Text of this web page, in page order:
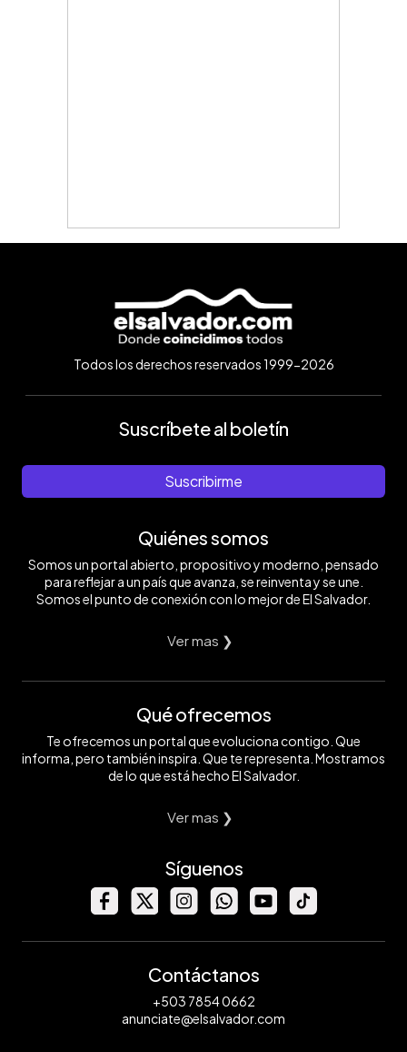
Todos los derechos reservados 1999-2026
Suscríbete al boletín
Suscribirme
Quiénes somos
Somos un portal abierto, propositivo y moderno, pensado
para reflejar a un país que avanza, se reinventa y se une.
Somos el punto de conexión con lo mejor de El Salvador.
Ver mas ❯
Qué ofrecemos
Te ofrecemos un portal que evoluciona contigo. Que
informa, pero también inspira. Que te representa. Mostramos
de lo que está hecho El Salvador.
Ver mas ❯
Síguenos
Contáctanos
+503 7854 0662
anunciate@elsalvador.com